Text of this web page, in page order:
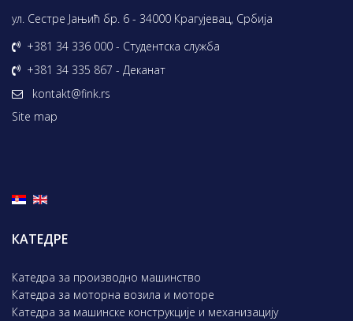
ул. Сестре Јањић бр. 6 - 34000 Крагујевац, Србија
+381 34 336 000 - Студентска служба
+381 34 335 867 - Деканат
kontakt@fink.rs
Site map
КАТЕДРЕ
Катедра за производно машинство
Катедра за моторна возила и моторе
Катедра за машинске конструкције и механизацију